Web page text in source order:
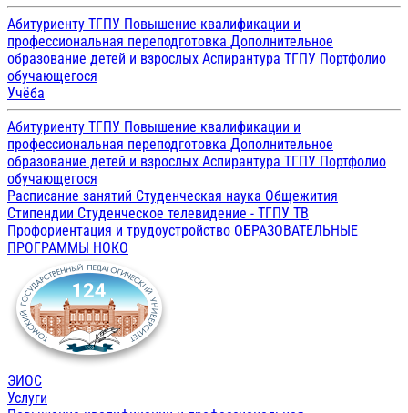
Абитуриенту ТГПУ Повышение квалификации и
профессиональная переподготовка Дополнительное
образование детей и взрослых Аспирантура ТГПУ Портфолио
обучающегося
Учёба
Абитуриенту ТГПУ Повышение квалификации и
профессиональная переподготовка Дополнительное
образование детей и взрослых Аспирантура ТГПУ Портфолио
обучающегося
Расписание занятий Студенческая наука Общежития
Стипендии Студенческое телевидение - ТГПУ ТВ
Профориентация и трудоустройство ОБРАЗОВАТЕЛЬНЫЕ
ПРОГРАММЫ НОКО
ЭИОС
Услуги